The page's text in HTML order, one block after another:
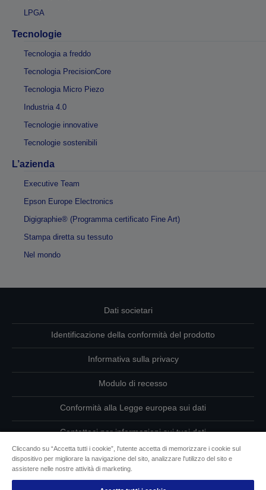
LPGA
Tecnologie
Tecnologia a freddo
Tecnologia PrecisionCore
Tecnologia Micro Piezo
Industria 4.0
Tecnologie innovative
Tecnologie sostenibili
L’azienda
Executive Team
Epson Europe Electronics
Digigraphie® (Programma certificato Fine Art)
Stampa diretta su tessuto
Nel mondo
Dati societari
Identificazione della conformità del prodotto
Informativa sulla privacy
Modulo di recesso
Conformità alla Legge europea sui dati
Contattaci per informazioni sui tuoi dati
Informazioni sui cookie
L’impegno di Epson per l’accessibilità
Cliccando su “Accetta tutti i cookie”, l'utente accetta di memorizzare i cookie sul
dispositivo per migliorare la navigazione del sito, analizzare l'utilizzo del sito e
assistere nelle nostre attività di marketing.